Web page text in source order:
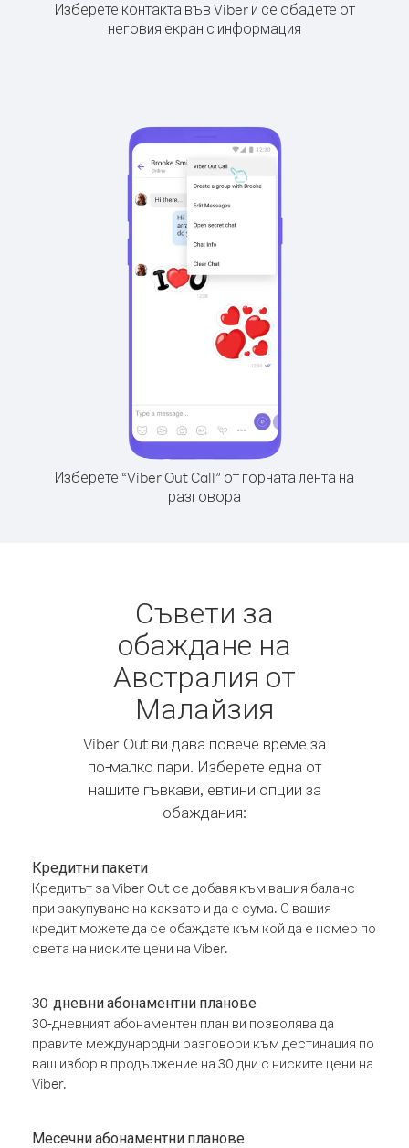
Изберете контакта във Viber и се обадете от
неговия екран с информация
Изберете “Viber Out Call” от горната лента на
разговора
Съвети за
обаждане на
Австралия от
Малайзия
Viber Out ви дава повече време за
по-малко пари. Изберете една от
нашите гъвкави, евтини опции за
обаждания:
Кредитни пакети
Кредитът за Viber Out се добавя към вашия баланс
при закупуване на каквато и да е сума. С вашия
кредит можете да се обаждате към кой да е номер по
света на ниските цени на Viber.
30-дневни абонаментни планове
30-дневният абонаментен план ви позволява да
правите международни разговори към дестинация по
ваш избор в продължение на 30 дни с ниските цени на
Viber.
Месечни абонаментни планове